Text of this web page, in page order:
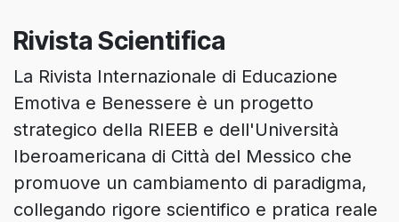
Rivista Scientifica
La Rivista Internazionale di Educazione
Emotiva e Benessere è un progetto
strategico della RIEEB e dell'Università
Iberoamericana di Città del Messico che
promuove un cambiamento di paradigma,
collegando rigore scientifico e pratica reale